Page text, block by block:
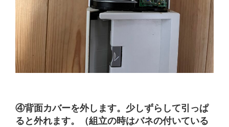
④背面カバーを外します。少しずらして引っぱ
ると外れます。（組立の時はバネの付いている